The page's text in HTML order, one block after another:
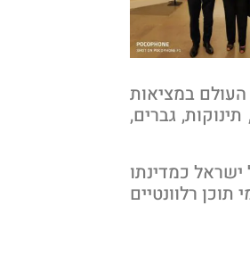
במציאות
גברים,
כמדינתו
רלוונטיים